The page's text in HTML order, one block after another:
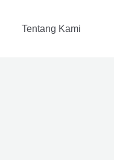
Tentang Kami